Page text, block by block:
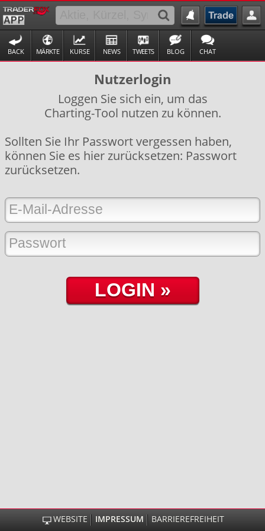
BACK MÄRKTE KURSE NEWS TWEETS BLOG CHAT
Nutzerlogin
Loggen Sie sich ein, um das
Charting-Tool nutzen zu können.
Sollten Sie Ihr Passwort vergessen haben,
können Sie es hier zurücksetzen: Passwort
zurücksetzen.
WEBSITE IMPRESSUM BARRIEREFREIHEIT